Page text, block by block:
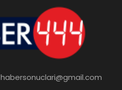
habersonuclari@gmail.com